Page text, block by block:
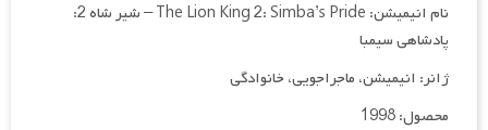
نام انیمیشن: The Lion King 2: Simba’s Pride – شیر شاه 2:
پادشاهی سیمبا
ژانر: انیمیشن، ماجراجویی، خانوادگی
محصول: 1998